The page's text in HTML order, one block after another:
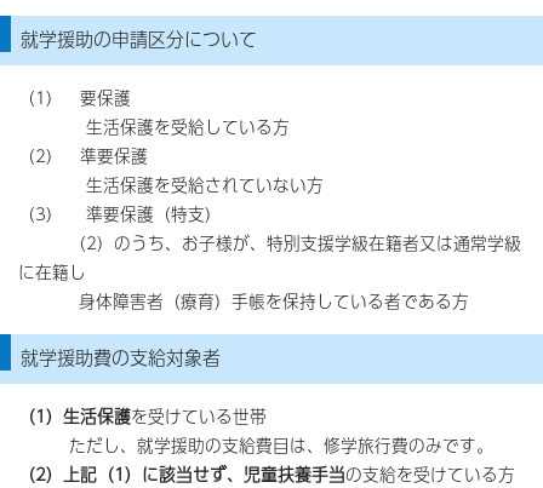
就学援助の申請区分について
（1） 要保護
生活保護を受給している方
（2） 準要保護
生活保護を受給されていない方
（3） 準要保護（特支）
（2）のうち、お子様が、特別支援学級在籍者又は通常学級
に在籍し
身体障害者（療育）手帳を保持している者である方
就学援助費の支給対象者
（1）生活保護を受けている世帯
ただし、就学援助の支給費目は、修学旅行費のみです。
（2）上記（1）に該当せず、児童扶養手当の支給を受けている方